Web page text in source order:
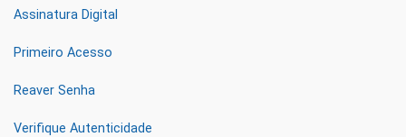
Assinatura Digital
Primeiro Acesso
Reaver Senha
Verifique Autenticidade